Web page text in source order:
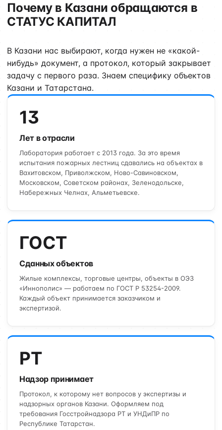
Почему в Казани обращаются в
СТАТУС КАПИТАЛ
В Казани нас выбирают, когда нужен не «какой-
нибудь» документ, а протокол, который закрывает
задачу с первого раза. Знаем специфику объектов
Казани и Татарстана.
13
Лет в отрасли
Лаборатория работает с 2013 года. За это время
испытания пожарных лестниц сдавались на объектах в
Вахитовском, Приволжском, Ново-Савиновском,
Московском, Советском районах, Зеленодольске,
Набережных Челнах, Альметьевске.
ГОСТ
Сданных объектов
Жилые комплексы, торговые центры, объекты в ОЭЗ
«Иннополис» — работаем по ГОСТ Р 53254-2009.
Каждый объект принимается заказчиком и
экспертизой.
РТ
Надзор принимает
Протокол, к которому нет вопросов у экспертизы и
надзорных органов Казани. Оформляем под
требования Госстройнадзора РТ и УНДиПР по
Республике Татарстан.